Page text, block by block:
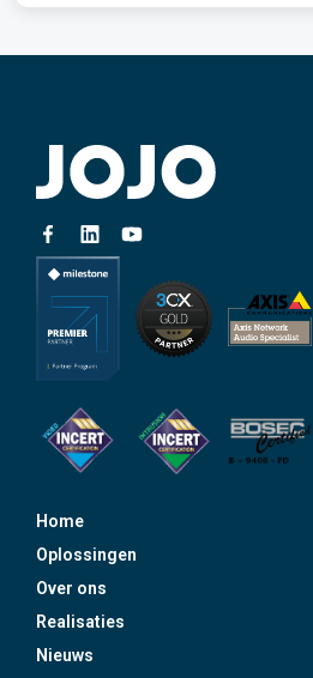
Home
Oplossingen
Over ons
Realisaties
Nieuws